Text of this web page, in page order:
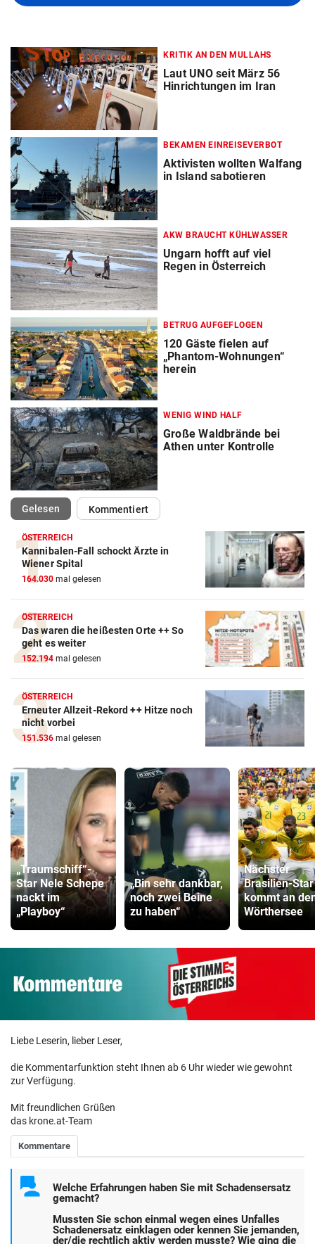
KRITIK AN DEN MULLAHS
Laut UNO seit März 56
Hinrichtungen im Iran
BEKAMEN EINREISEVERBOT
Aktivisten wollten Walfang
in Island sabotieren
AKW BRAUCHT KÜHLWASSER
Ungarn hofft auf viel
Regen in Österreich
BETRUG AUFGEFLOGEN
120 Gäste fielen auf
„Phantom-Wohnungen“
herein
WENIG WIND HALF
Große Waldbrände bei
Athen unter Kontrolle
Gelesen(ausgewählt)Kommentiert
ÖSTERREICH
Kannibalen-Fall schockt Ärzte in
Wiener Spital
164.030 mal gelesen
ÖSTERREICH
Das waren die heißesten Orte ++ So
geht es weiter
152.194 mal gelesen
ÖSTERREICH
Erneuter Allzeit-Rekord ++ Hitze noch
nicht vorbei
151.536 mal gelesen
„Traumschiff“-
Star Nele Schepe
nackt im
„Playboy“
„Bin sehr dankbar,
noch zwei Beine
zu haben“
Nächster
Brasilien-Star
kommt an
Wörthersee
Liebe Leserin, lieber Leser,
die Kommentarfunktion steht Ihnen ab 6 Uhr wieder wie gewohnt
zur Verfügung.
Mit freundlichen Grüßen
das krone.at-Team